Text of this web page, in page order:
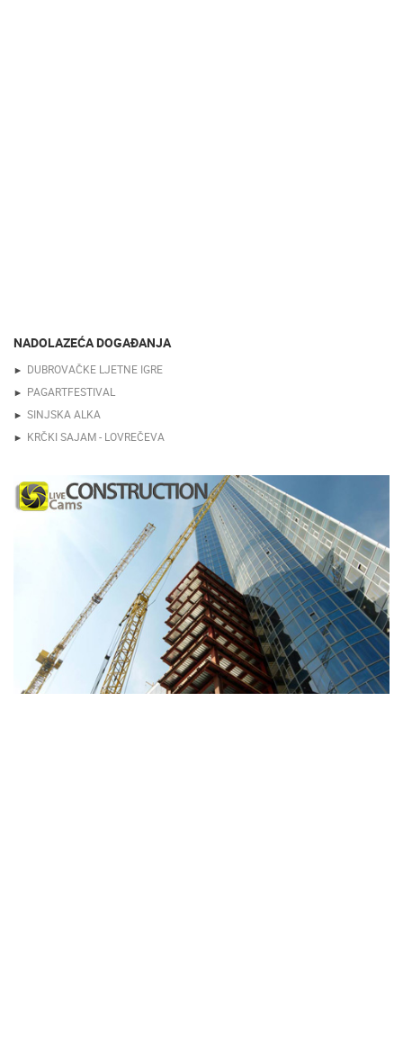
NADOLAZEĆA DOGAĐANJA
DUBROVAČKE LJETNE IGRE
PAGARTFESTIVAL
SINJSKA ALKA
KRČKI SAJAM - LOVREČEVA